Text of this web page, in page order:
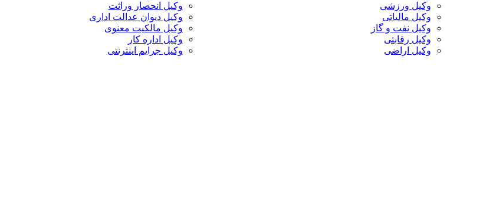
وکیل ورزشی
وکیل مالیاتی
وکیل نفت و گاز
وکیل رقابتی
وکیل اراضی
وکیل انحصار وراثت
وکیل دیوان عدالت اداری
وکیل مالکیت معنوی
وکیل اداره کار
وکیل جرایم اینترنتی